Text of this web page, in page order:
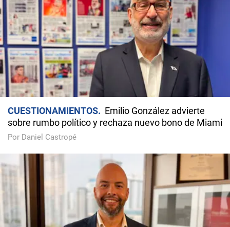
CUESTIONAMIENTOS
Emilio González advierte
sobre rumbo político y rechaza nuevo bono de Miami
Por Daniel Castropé